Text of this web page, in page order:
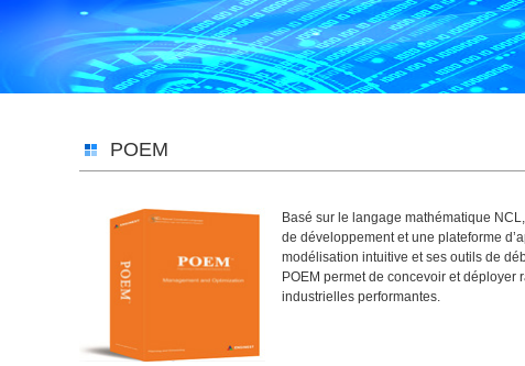
POEM
Basé sur le langage mathématique
de développement et une plateforme
modélisation intuitive et ses outils de
POEM permet de concevoir et déployer
industrielles performantes.